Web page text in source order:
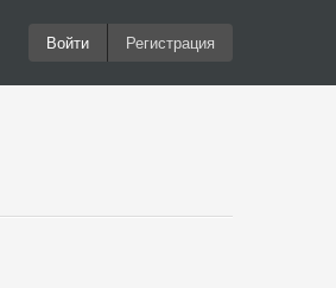
Войти Регистрация